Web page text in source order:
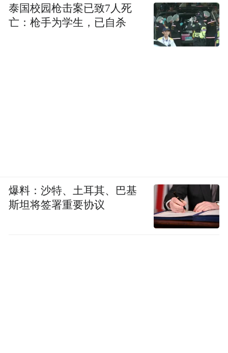
泰国校园枪击案已致7人死
亡：枪手为学生，已自杀
爆料：沙特、土耳其、巴基
斯坦将签署重要协议